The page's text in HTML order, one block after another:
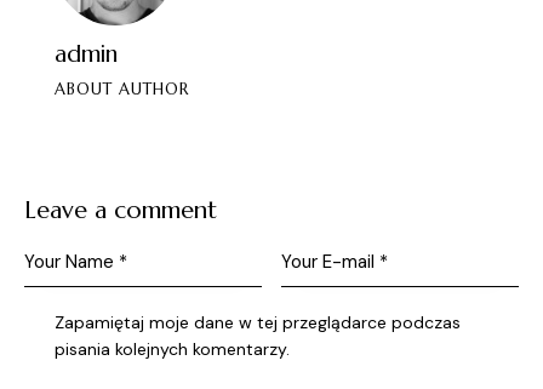
admin
ABOUT AUTHOR
Leave a comment
Zapamiętaj moje dane w tej przeglądarce podczas
pisania kolejnych komentarzy.